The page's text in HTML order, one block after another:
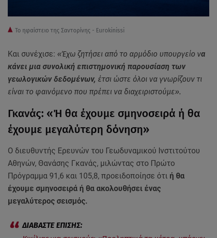
To ηφαίστειο της Σαντορίνης - Eurokinissi
Και συνέχισε: «Έχω ζητήσει από το αρμόδιο υπουργείο να
κάνει μια συνολική επιστημονική παρουσίαση των
γεωλογικών δεδομένων, έτσι ώστε όλοι να γνωρίζουν τι
είναι το φαινόμενο που πρέπει να διαχειριστούμε».
Γκανάς: «Ή θα έχουμε σμηνοσειρά ή θα
έχουμε μεγαλύτερη δόνηση»
Ο διευθυντής Ερευνών του Γεωδυναμικού Ινστιτούτου
Αθηνών, Θανάσης Γκανάς, μιλώντας στο Πρώτο
Πρόγραμμα 91,6 και 105,8, προειδοποίησε ότι ή θα
έχουμε σμηνοσειρά ή θα ακολουθήσει ένας
μεγαλύτερος σεισμός.